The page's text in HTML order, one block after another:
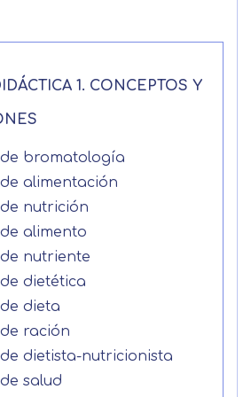
1. CONCEPTOS Y
bromatología
alimentación
nutrición
alimento
nutriente
dietética
dieta
ración
dietista-nutricionista
salud